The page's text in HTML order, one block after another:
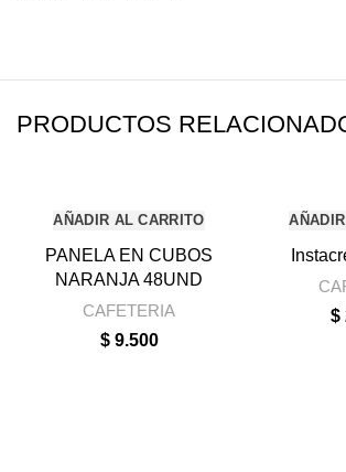
PRODUCTOS
AÑADIR AL CARRITO
PANELA EN CUBOS
NARANJA 48UND
CAFETERIA
$9.500
$